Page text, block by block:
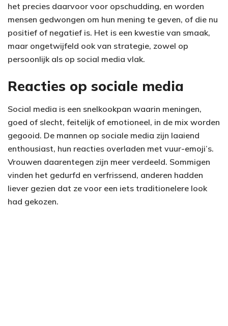
het precies daarvoor voor opschudding, en worden
mensen gedwongen om hun mening te geven, of die nu
positief of negatief is. Het is een kwestie van smaak,
maar ongetwijfeld ook van strategie, zowel op
persoonlijk als op social media vlak.
Reacties op sociale media
Social media is een snelkookpan waarin meningen,
goed of slecht, feitelijk of emotioneel, in de mix worden
gegooid. De mannen op sociale media zijn laaiend
enthousiast, hun reacties overladen met vuur-emoji’s.
Vrouwen daarentegen zijn meer verdeeld. Sommigen
vinden het gedurfd en verfrissend, anderen hadden
liever gezien dat ze voor een iets traditionelere look
had gekozen.